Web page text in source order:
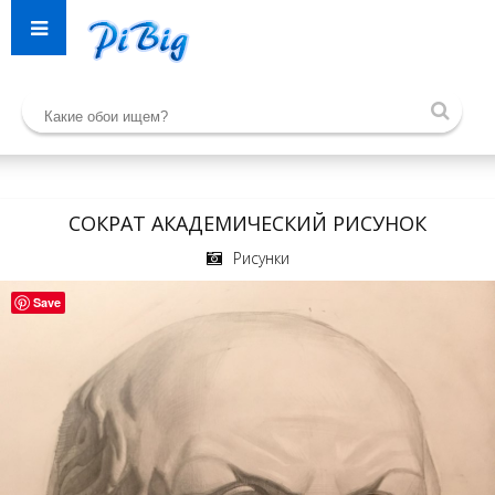
СОКРАТ АКАДЕМИЧЕСКИЙ РИСУНОК
Рисунки
Save